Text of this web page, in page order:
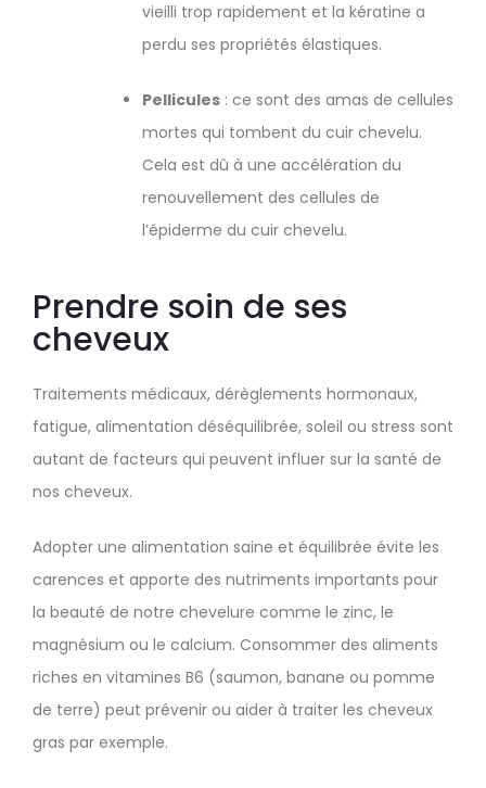
vieilli trop rapidement et la kératine a
perdu ses propriétés élastiques.
Pellicules : ce sont des amas de cellules
mortes qui tombent du cuir chevelu.
Cela est dû à une accélération du
renouvellement des cellules de
l’épiderme du cuir chevelu.
Prendre soin de ses
cheveux
Traitements médicaux, dérèglements hormonaux,
fatigue, alimentation déséquilibrée, soleil ou stress sont
autant de facteurs qui peuvent influer sur la santé de
nos cheveux.
Adopter une alimentation saine et équilibrée évite les
carences et apporte des nutriments importants pour
la beauté de notre chevelure comme le zinc, le
magnésium ou le calcium. Consommer des aliments
riches en vitamines B6 (saumon, banane ou pomme
de terre) peut prévenir ou aider à traiter les cheveux
gras par exemple.